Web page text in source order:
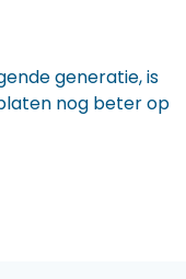
generatie, is
nog beter op